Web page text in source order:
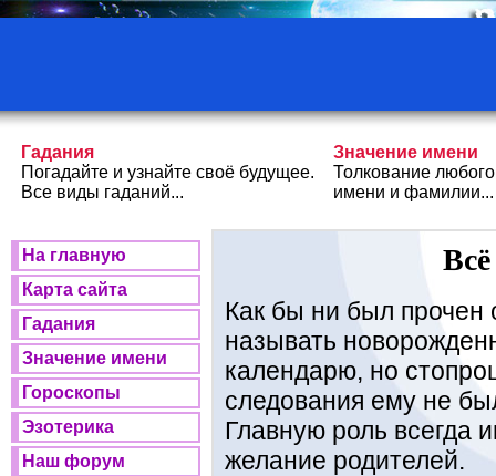
Гадания
Погадайте и узнайте своё будущее.
Все виды гаданий...
Значение имени
Толкование любого
имени и фамилии...
На главную
Карта сайта
Гадания
Значение имени
Гороскопы
Эзотерика
Наш форум
Как бы ни был прочен
называть
календарю, но
следования ему не
Главную роль всегда
желание родителей.